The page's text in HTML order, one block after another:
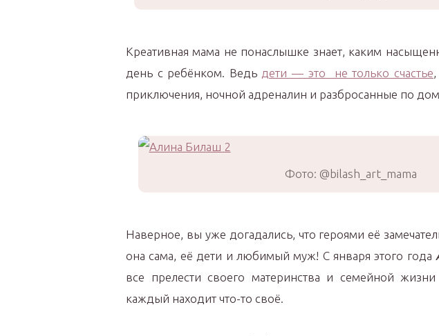
Креативная мама не понаслышке знает, каким
день с ребёнком. Ведь дети — это не только счастье
приключения, ночной адреналин и разбросанные по
Фото: @bilash_art_mama
Наверное, вы уже догадались, что героями её
она сама, её дети и любимый муж! С января этого года
все прелести своего материнства и семейной
каждый находит что-то своё.